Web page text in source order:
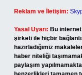
Reklam ve İletişim:
Yasal Uyarı: Bu
şirketi ile hiçbir
hazırladığımız
haber niteliği
paylaşım